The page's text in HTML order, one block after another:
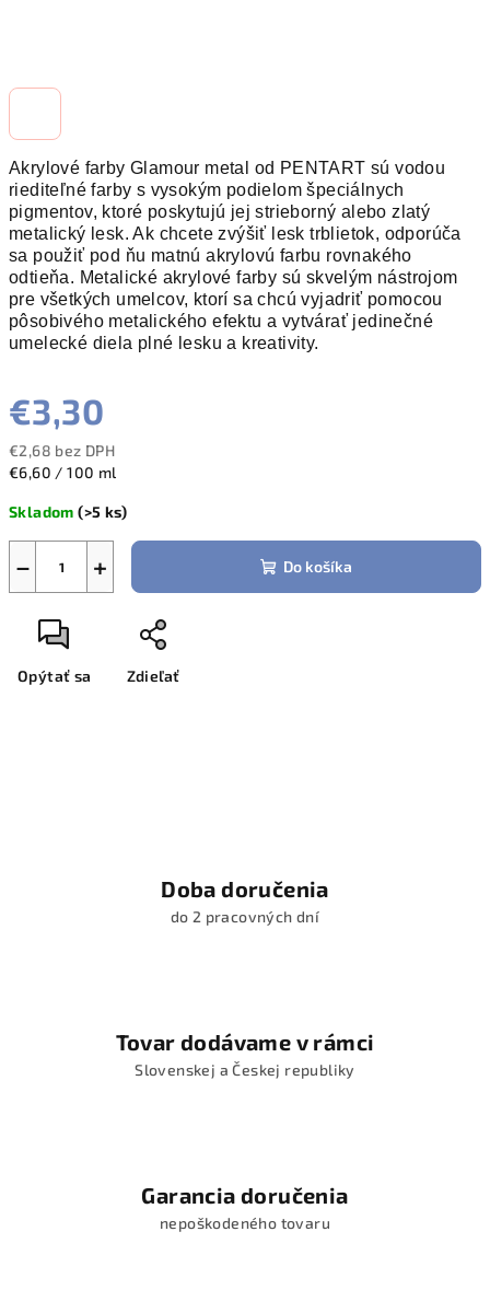
Akrylové farby Glamour metal od PENTART sú vodou
riediteľné farby s vysokým podielom špeciálnych
pigmentov, ktoré poskytujú jej strieborný alebo zlatý
metalický lesk. Ak chcete zvýšiť lesk trblietok, odporúča
sa použiť pod ňu matnú akrylovú farbu rovnakého
odtieňa. Metalické akrylové farby sú skvelým nástrojom
pre všetkých umelcov, ktorí sa chcú vyjadriť pomocou
pôsobivého metalického efektu a vytvárať jedinečné
umelecké diela plné lesku a kreativity.
€3,30
€2,68 bez DPH
Jednotková
€6,60 / 100 ml
Skladom(>5 ks)
+
− Do košíka
Opýtať sa Zdieľať
Doba doručenia
do 2 pracovných dní
Tovar dodávame v rámci
Slovenskej a Českej republiky
Garancia doručenia
nepoškodeného tovaru